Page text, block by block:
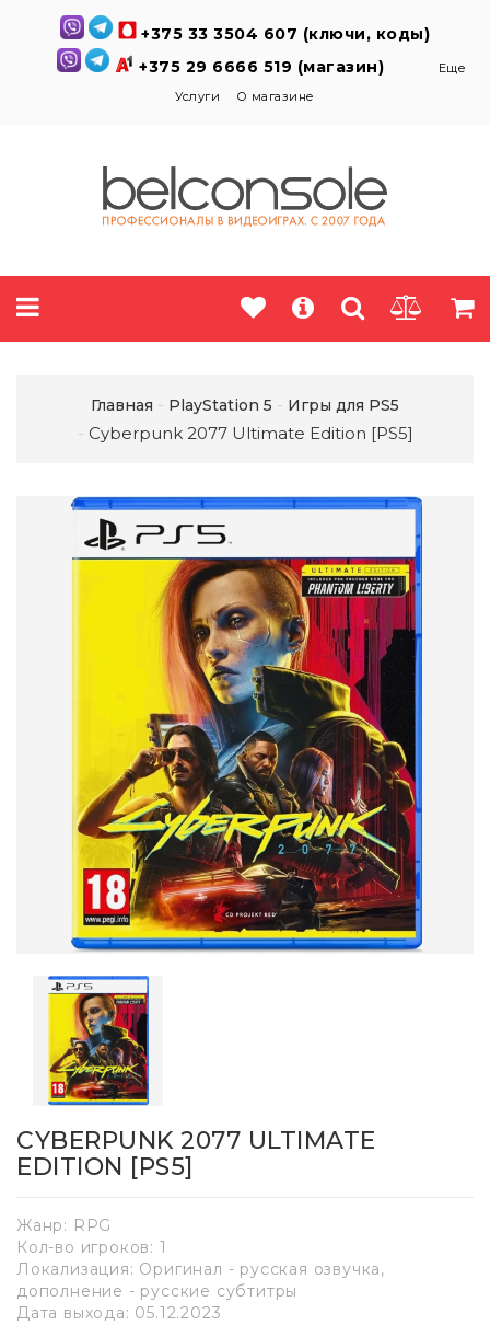
+375 33 3504 607 (ключи, коды)
+375 29 6666 519 (магазин)
Еще
Услуги
О магазине
Главная PlayStation 5 Игры для PS5
Cyberpunk 2077 Ultimate Edition [PS5]
CYBERPUNK 2077 ULTIMATE
EDITION [PS5]
Жанр: RPG
Кол-во игроков: 1
Локализация: Оригинал - русская озвучка,
дополнение - русские субтитры
Дата выхода: 05.12.2023